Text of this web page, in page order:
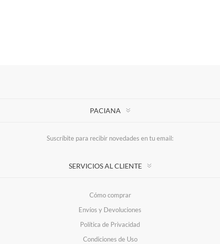
PACIANA
Suscríbite para recibir novedades en tu email:
SERVICIOS AL CLIENTE
Cómo comprar
Envíos y Devoluciones
Política de Privacidad
Condiciones de Uso